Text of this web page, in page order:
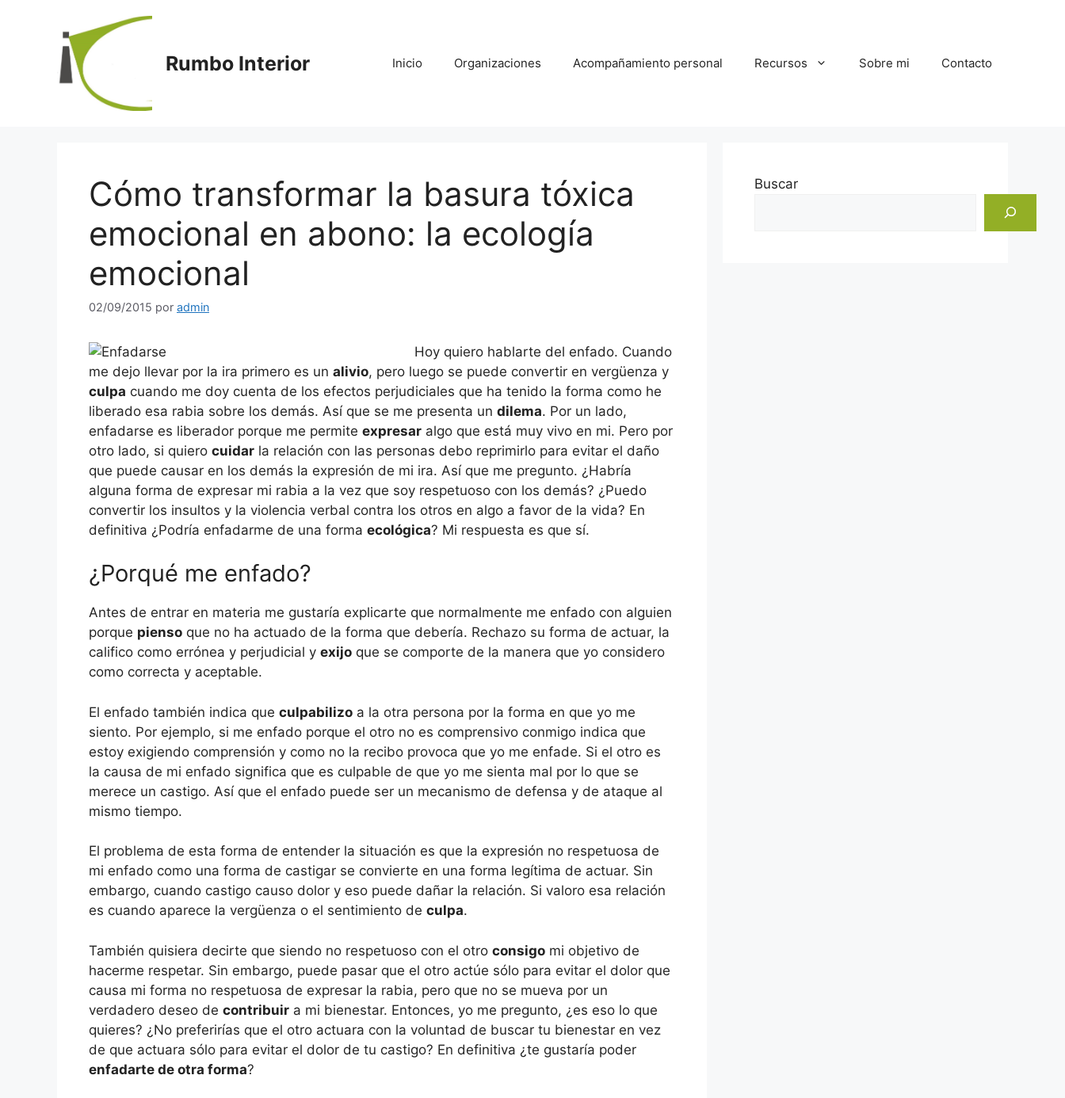
contenido
Rumbo Interior Inicio Organizaciones Acompañamiento personal Recursos Sobre mi Contacto
Cómo transformar la basura tóxica
emocional en abono: la ecología
emocional
02/09/2015 por admin
Hoy quiero hablarte del enfado. Cuando
me dejo llevar por la ira primero es un alivio, pero luego se puede convertir en vergüenza y
culpa cuando me doy cuenta de los efectos perjudiciales que ha tenido la forma como he
liberado esa rabia sobre los demás. Así que se me presenta un dilema. Por un lado,
enfadarse es liberador porque me permite expresar algo que está muy vivo en mi. Pero por
otro lado, si quiero cuidar la relación con las personas debo reprimirlo para evitar el daño
que puede causar en los demás la expresión de mi ira. Así que me pregunto. ¿Habría
alguna forma de expresar mi rabia a la vez que soy respetuoso con los demás? ¿Puedo
convertir los insultos y la violencia verbal contra los otros en algo a favor de la vida? En
definitiva ¿Podría enfadarme de una forma ecológica? Mi respuesta es que sí.
¿Porqué me enfado?
Antes de entrar en materia me gustaría explicarte que normalmente me enfado con alguien
porque pienso que no ha actuado de la forma que debería. Rechazo su forma de actuar, la
califico como errónea y perjudicial y exijo que se comporte de la manera que yo considero
como correcta y aceptable.
El enfado también indica que culpabilizo a la otra persona por la forma en que yo me
siento. Por ejemplo, si me enfado porque el otro no es comprensivo conmigo indica que
estoy exigiendo comprensión y como no la recibo provoca que yo me enfade. Si el otro es
la causa de mi enfado significa que es culpable de que yo me sienta mal por lo que se
merece un castigo. Así que el enfado puede ser un mecanismo de defensa y de ataque al
mismo tiempo.
El problema de esta forma de entender la situación es que la expresión no respetuosa de
mi enfado como una forma de castigar se convierte en una forma legítima de actuar. Sin
embargo, cuando castigo causo dolor y eso puede dañar la relación. Si valoro esa relación
es cuando aparece la vergüenza o el sentimiento de culpa.
También quisiera decirte que siendo no respetuoso con el otro consigo mi objetivo de
hacerme respetar. Sin embargo, puede pasar que el otro actúe sólo para evitar el dolor que
causa mi forma no respetuosa de expresar la rabia, pero que no se mueva por un
verdadero deseo de contribuir a mi bienestar. Entonces, yo me pregunto, ¿es eso lo que
quieres? ¿No preferirías que el otro actuara con la voluntad de buscar tu bienestar en vez
de que actuara sólo para evitar el dolor de tu castigo? En definitiva ¿te gustaría poder
enfadarte de otra forma?
Buscar